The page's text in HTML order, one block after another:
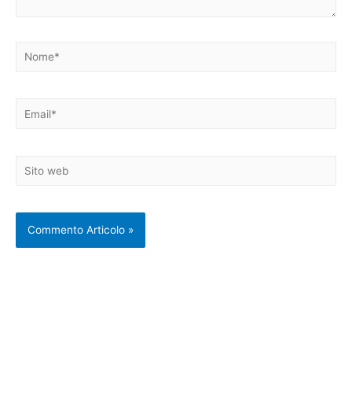
Nome*
Email*
Sito